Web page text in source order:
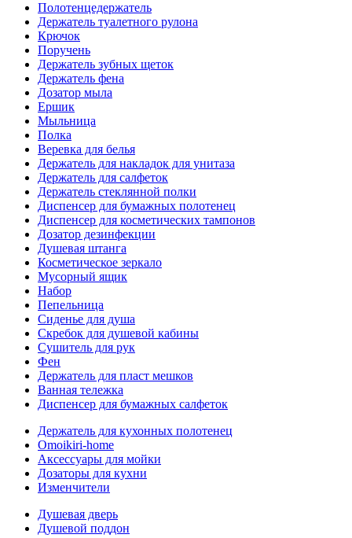
Полотенцедержатель
Держатель туалетного рулона
Крючок
Поручень
Держатель зубных щеток
Держатель фена
Дозатор мыла
Eршик
Мыльница
Полка
Веревка для белья
Держатель для накладок для унитаза
Держатель для салфеток
Держатель стеклянной полки
Диспенсер для бумажных полотенец
Диспенсер для косметических тампонов
Дозатор дезинфекции
Душевая штанга
Косметическое зеркало
Мусорный ящик
Набор
Пепельница
Сиденье для душа
Скребок для душевой кабины
Сушитель для рук
Фен
Держатель для пласт мешков
Ванная тележка
Диспенсер для бумажных салфеток
Держатель для кухонных полотенец
Omoikiri-home
Аксессуары для мойки
Дозаторы для кухни
Изменчители
Душевая дверь
Душевой поддон